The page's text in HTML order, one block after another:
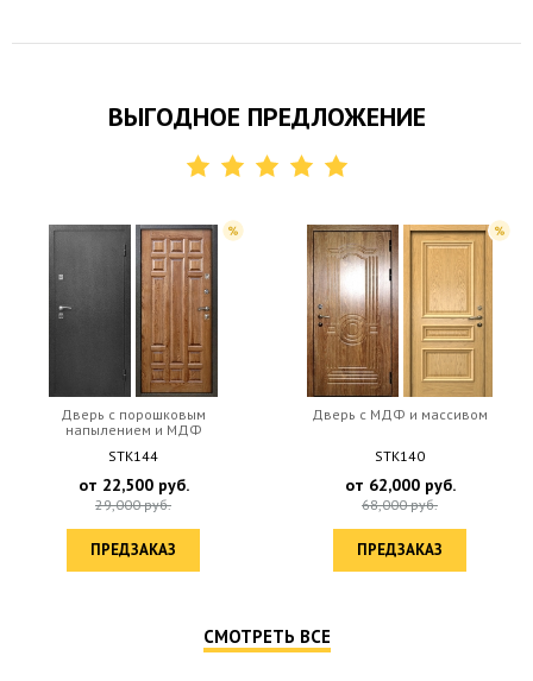
ВЫГОДНОЕ ПРЕДЛОЖЕНИЕ
Дверь с порошковым
напылением и МДФ
STK144
от 22,500руб.
29,000руб.
ПРЕДЗАКАЗ
Дверь c МДФ и массивом
STK140
от 62,000руб.
68,000руб.
ПРЕДЗАКАЗ
СМОТРЕТЬ ВСЕ